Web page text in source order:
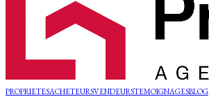
PROPRIETESACHETEURSVENDEURSTEMOIGNAGESBLOG